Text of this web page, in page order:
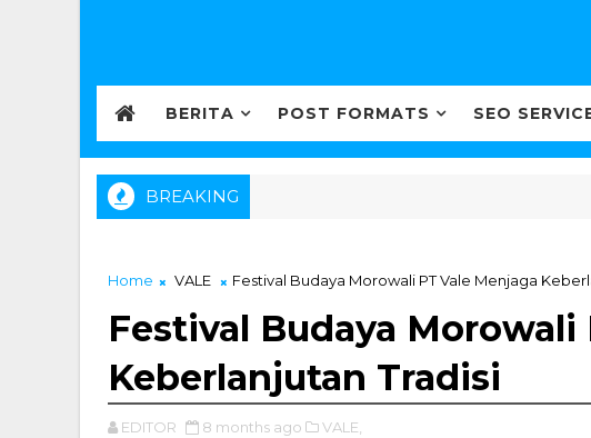
BERITA POST FORMATS SEO
BREAKING
Home VALE Festival Budaya Morowali PT Vale Menjaga
Festival Budaya Morowali
Keberlanjutan Tradisi
EDITOR 8 months ago VALE,